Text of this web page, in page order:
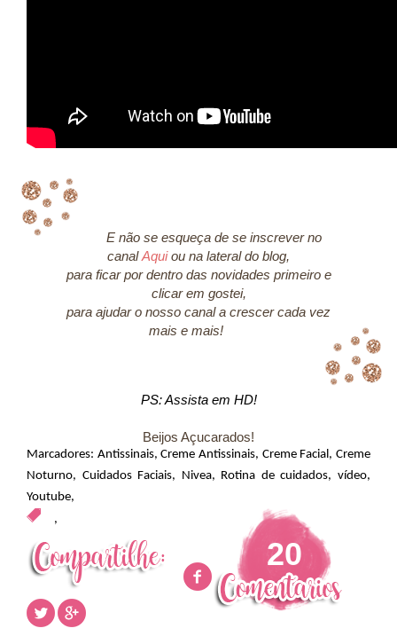
E não se esqueça de se inscrever no
canalAquiou na lateral do blog,
para ficar por dentro das novidades primeiro e
clicar em gostei,
para ajudar o nosso canal a crescer cada vez
mais e mais!
PS: Assista em HD!
Beijos Açucarados!
Marcadores: Antissinais,Creme Antissinais, Creme Facial,Creme
Noturno, Cuidados Faciais, Nivea, Rotina de cuidados,vídeo,
Youtube,
,
20